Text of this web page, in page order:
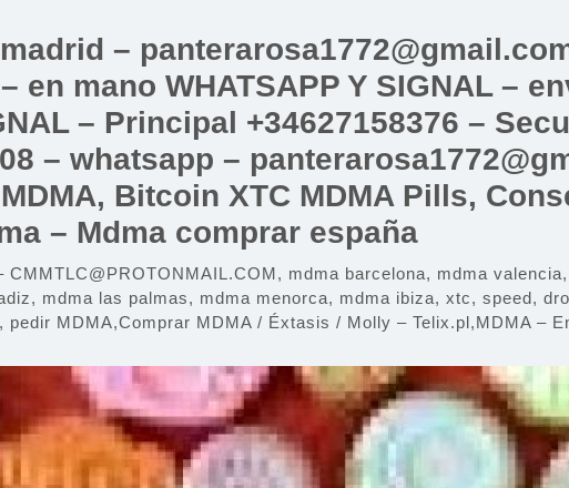
–
en mano WHATSAPP Y SIGNAL –
– Principal +34627158376 –
– whatsapp –
Bitcoin XTC MDMA Pills,
– Mdma comprar españa
mdma barcelona, mdma
mdma las palmas, mdma menorca, mdma ibiza, xtc, speed,
MDMA,Comprar MDMA / Éxtasis / Molly – Telix.pl,MDMA –